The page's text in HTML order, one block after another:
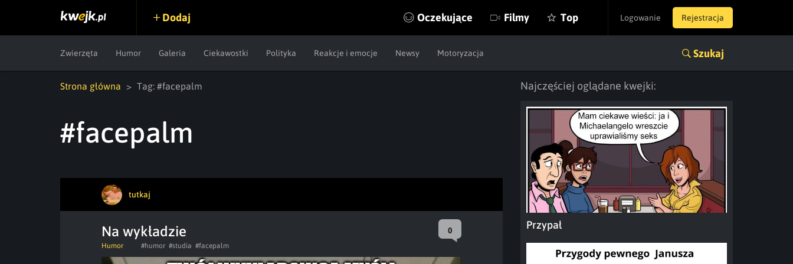
Logowanie Rejestracja
Dodaj Oczekujące Filmy Top
Zwierzęta Humor Galeria Ciekawostki Polityka Reakcje i emocje Newsy Motoryzacja Szukaj
Strona główna Tag: #facepalm
#facepalm
tutkaj
Na wykładzie 0
Humor #humor #studia #facepalm
Najczęściej oglądane kwejki:
Przypał